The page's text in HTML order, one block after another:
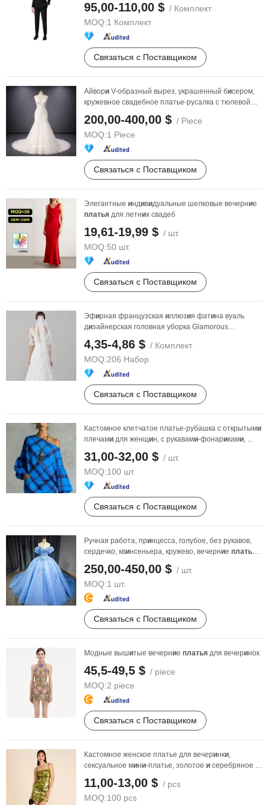
95,00-110,00 $ / Комплект
MOQ:1 Комплект
Связаться с Поставщиком
Айвори V-образный вырез, украшенный бисером,
кружевное свадебное платье-русалка с тюлевой
200,00-400,00 $ / Piece
MOQ:1 Piece
Связаться с Поставщиком
Элегантные индивидуальные шелковые вечерние
платья для летних свадеб
19,61-19,99 $ / шт.
MOQ:50 шт.
Связаться с Поставщиком
Эфирная французская иллюзия фатина вуаль
дизайнерская головная уборка Glamorous
аксессуары
4,35-4,86 $ / Комплект
MOQ:206 Набор
Связаться с Поставщиком
Кастомное клетчатое платье-рубашка с открытыми
плечами для женщин, с рукавами-фонариками, ...
31,00-32,00 $ / шт.
MOQ:100 шт.
Связаться с Поставщиком
Ручная работа, принцесса, голубое, без рукавов,
сердечко, квинсеньера, кружево, вечерние платья,
250,00-450,00 $ / шт.
MOQ:1 шт.
Связаться с Поставщиком
Модные вышитые вечерние платья для вечеринок
45,5-49,5 $ / piece
MOQ:2 piece
Связаться с Поставщиком
Кастомное женское платье для вечеринки,
сексуальное мини-платье, золотое и серебряное с
11,00-13,00 $ / pcs
MOQ:100 pcs